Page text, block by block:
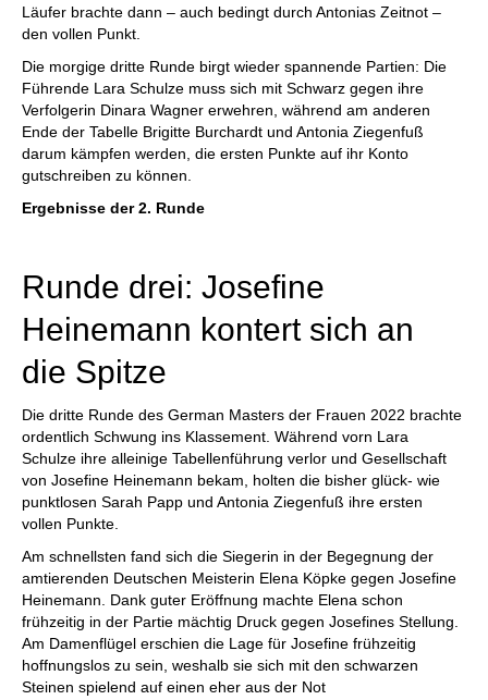
Läufer brachte dann – auch bedingt durch Antonias Zeitnot –
den vollen Punkt.
Die morgige dritte Runde birgt wieder spannende Partien: Die
Führende Lara Schulze muss sich mit Schwarz gegen ihre
Verfolgerin Dinara Wagner erwehren, während am anderen
Ende der Tabelle Brigitte Burchardt und Antonia Ziegenfuß
darum kämpfen werden, die ersten Punkte auf ihr Konto
gutschreiben zu können.
Ergebnisse der 2. Runde
Runde drei: Josefine
Heinemann kontert sich an
die Spitze
Die dritte Runde des German Masters der Frauen 2022 brachte
ordentlich Schwung ins Klassement. Während vorn Lara
Schulze ihre alleinige Tabellenführung verlor und Gesellschaft
von Josefine Heinemann bekam, holten die bisher glück- wie
punktlosen Sarah Papp und Antonia Ziegenfuß ihre ersten
vollen Punkte.
Am schnellsten fand sich die Siegerin in der Begegnung der
amtierenden Deutschen Meisterin Elena Köpke gegen Josefine
Heinemann. Dank guter Eröffnung machte Elena schon
frühzeitig in der Partie mächtig Druck gegen Josefines Stellung.
Am Damenflügel erschien die Lage für Josefine frühzeitig
hoffnungslos zu sein, weshalb sie sich mit den schwarzen
Steinen spielend auf einen eher aus der Not